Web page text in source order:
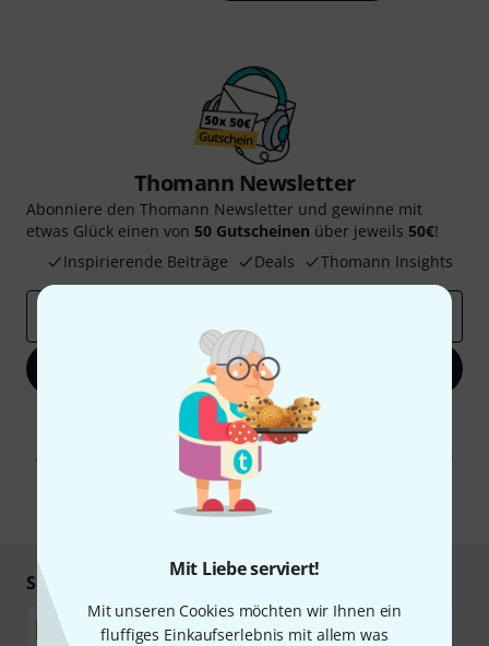
Mit Liebe serviert!
Mit unseren Cookies möchten wir Ihnen ein
fluffiges Einkaufserlebnis mit allem was
Thomann Newsletter
Abonniere den Thomann Newsletter und gewinne mit
etwas Glück einen von 50 Gutscheinen über jeweils 50€!
Inspirierende Beiträge
Deals Thomann Insights
Jetzt anmelden
Mit Klick auf „Jetzt anmelden“ stimmen Sie dem Erhalt von E-Mail-
Werbung und einer Messung des E-Mail-Nutzungsverhaltens zu. Die
Abmeldung ist jederzeit möglich. Weitere Informationen finden Sie in
unseren
Datenschutzhinweisen
* Pflichtfeld
Sicher einkaufen & bezahlen